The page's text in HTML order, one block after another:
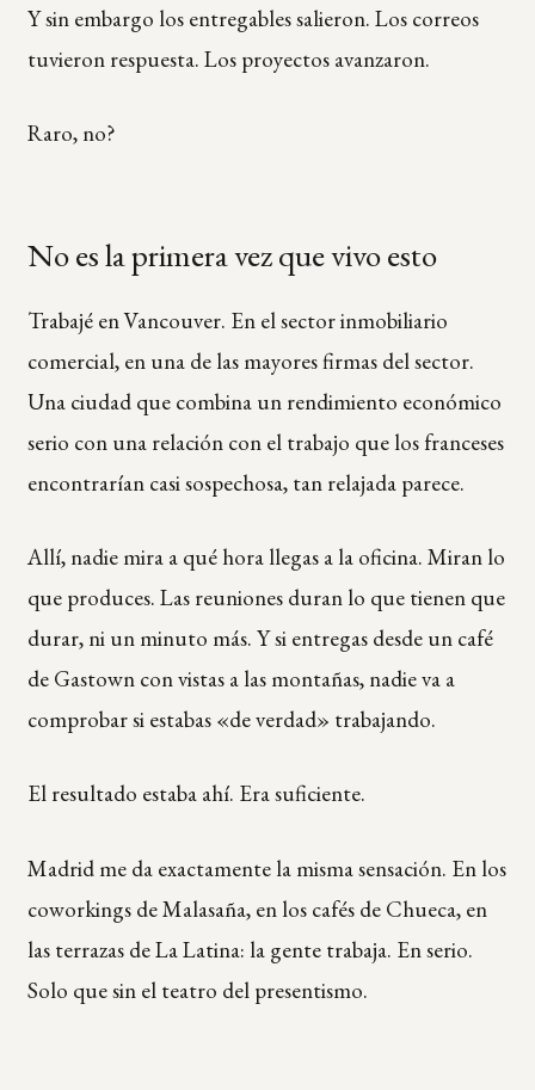
Y sin embargo los entregables salieron. Los correos
tuvieron respuesta. Los proyectos avanzaron.
Raro, no?
No es la primera vez que vivo esto
Trabajé en Vancouver. En el sector inmobiliario
comercial, en una de las mayores firmas del sector.
Una ciudad que combina un rendimiento económico
serio con una relación con el trabajo que los franceses
encontrarían casi sospechosa, tan relajada parece.
Allí, nadie mira a qué hora llegas a la oficina. Miran lo
que produces. Las reuniones duran lo que tienen que
durar, ni un minuto más. Y si entregas desde un café
de Gastown con vistas a las montañas, nadie va a
comprobar si estabas «de verdad» trabajando.
El resultado estaba ahí. Era suficiente.
Madrid me da exactamente la misma sensación. En los
coworkings de Malasaña, en los cafés de Chueca, en
las terrazas de La Latina: la gente trabaja. En serio.
Solo que sin el teatro del presentismo.